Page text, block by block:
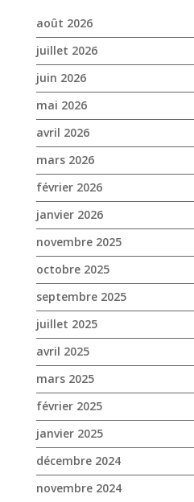
mars 2026
février 2026
janvier 2026
novembre 2025
octobre 2025
septembre 2025
juillet 2025
avril 2025
mars 2025
février 2025
janvier 2025
décembre 2024
novembre 2024
octobre 2024
septembre 2024
août 2024
juin 2024
mai 2024